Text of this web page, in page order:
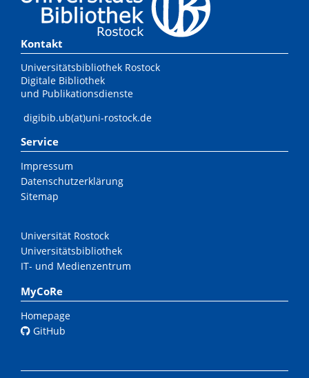
Kontakt
Universitätsbibliothek Rostock
Digitale Bibliothek
und Publikationsdienste
digibib.ub(at)uni-rostock.de
Service
Impressum
Datenschutzerklärung
Sitemap
Universität Rostock
Universitätsbibliothek
IT- und Medienzentrum
MyCoRe
Homepage
GitHub